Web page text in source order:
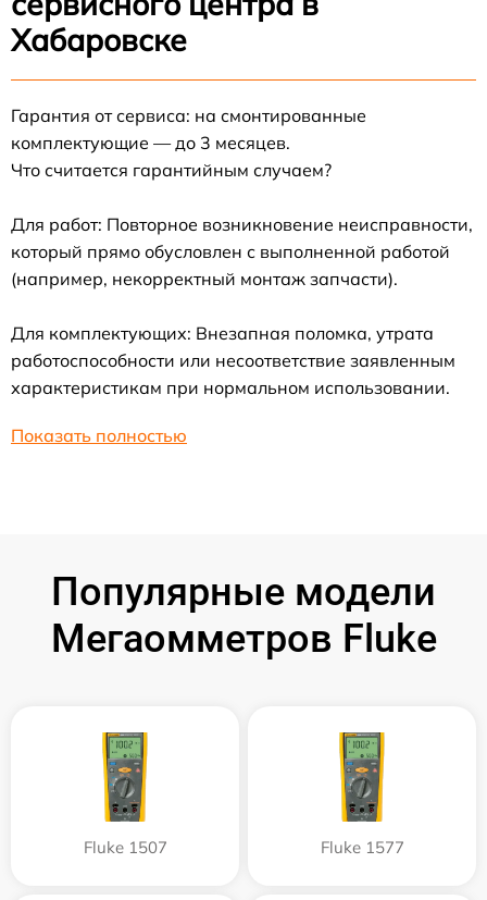
Хабаровске
Гарантия от сервиса: на смонтированные
комплектующие — до 3 месяцев.
Что считается гарантийным случаем?
Для работ: Повторное возникновение неисправности,
который прямо обусловлен с выполненной работой
(например, некорректный монтаж запчасти).
Для комплектующих: Внезапная поломка, утрата
работоспособности или несоответствие заявленным
характеристикам при нормальном использовании.
Показать полностью
Популярные модели
Мегаомметров Fluke
Fluke 1507 Fluke 1577